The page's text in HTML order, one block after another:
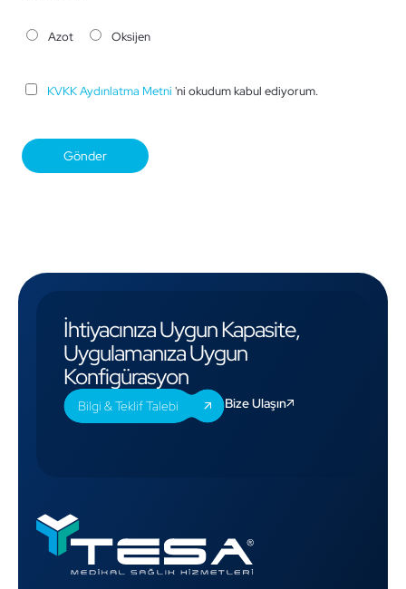
Azot Oksijen
KVKK Aydınlatma Metni 'ni okudum kabul ediyorum.
İhtiyacınıza Uygun Kapasite,
Uygulamanıza Uygun
Konfigürasyon
Bilgi & Teklif Talebi Bize Ulaşın